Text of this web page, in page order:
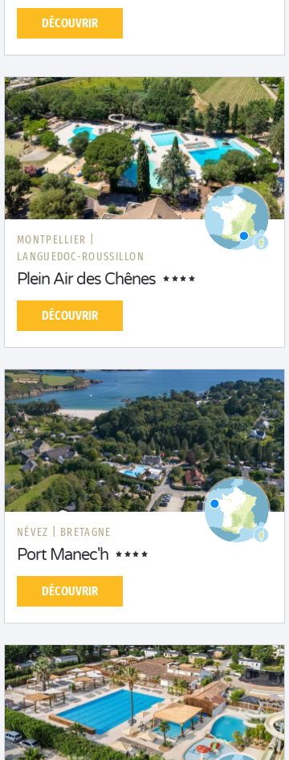
DÉCOUVRIR
MONTPELLIER |
LANGUEDOC-ROUSSILLON
Plein Air des Chênes
DÉCOUVRIR
NÉVEZ | BRETAGNE
Port Manec'h
DÉCOUVRIR